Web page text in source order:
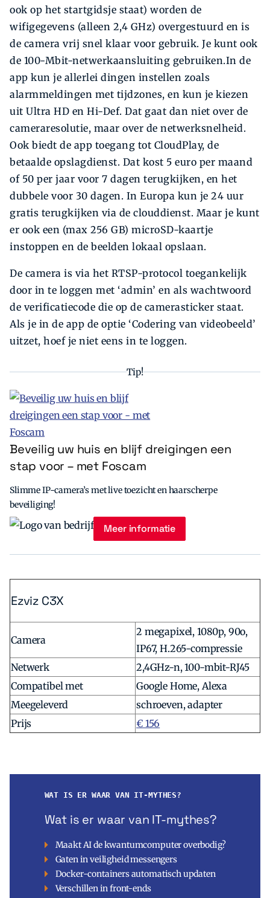
ook op het startgidsje staat) worden de
wifigegevens (alleen 2,4 GHz) overgestuurd en is
de camera vrij snel klaar voor gebruik. Je kunt ook
de 100-Mbit-netwerkaansluiting gebruiken.In de
app kun je allerlei dingen instellen zoals
alarmmeldingen met tijdzones, en kun je kiezen
uit Ultra HD en Hi-Def. Dat gaat dan niet over de
cameraresolutie, maar over de netwerksnelheid.
Ook biedt de app toegang tot CloudPlay, de
betaalde opslagdienst. Dat kost 5 euro per maand
of 50 per jaar voor 7 dagen terugkijken, en het
dubbele voor 30 dagen. In Europa kun je 24 uur
gratis terugkijken via de clouddienst. Maar je kunt
er ook een (max 256 GB) microSD-kaartje
instoppen en de beelden lokaal opslaan.
De camera is via het RTSP-protocol toegankelijk
door in te loggen met ‘admin’ en als wachtwoord
de verificatiecode die op de camerasticker staat.
Als je in de app de optie ‘Codering van videobeeld’
uitzet, hoef je niet eens in te loggen.
Tip!
Beveilig uw huis en blijf dreigingen een
stap voor – met Foscam
Slimme IP-camera’s met live toezicht en haarscherpe
beveiliging!
Meer informatie
Ezviz C3X
Camera
2 megapixel, 1080p, 90o,
IP67, H.265-compressie
Netwerk
2,4GHz-n, 100-mbit-RJ45
Compatibel met
Google Home, Alexa
Meegeleverd
schroeven, adapter
Prijs
€ 156
WAT IS ER WAAR VAN IT-MYTHES?
Wat is er waar van IT-mythes?
Maakt AI de kwantumcomputer overbodig?
Gaten in veiligheid messengers
Docker-containers automatisch updaten
Verschillen in front-ends